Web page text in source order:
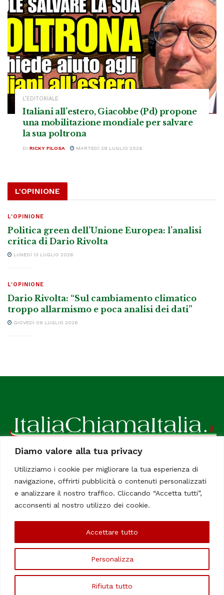
Diamo valore alla tua privacy
Utilizziamo i cookie per migliorare la tua esperienza di
navigazione, offrirti pubblicità o contenuti personalizzati
e analizzare il nostro traffico. Cliccando “Accetta tutti”,
acconsenti al nostro utilizzo dei cookie.
Personalizza
Rifiuta tutto
Accettare tutto
L’EDITORIALE
Italiani all’estero, Giacobbe (Pd) propone
una mobilitazione mondiale per salvare
la sua poltrona
DI RICKY FILOSA MARTEDÌ 28 LUGLIO 2026
L'OPINIONE
L'OPINIONE
Politica green dell’Unione Europea: l’analisi
critica di Dario Rivolta
LUNEDÌ 13 LUGLIO 2026
L'OPINIONE
Dario Rivolta: “Sul cambiamento climatico
troppo allarmismo e poca analisi dei dati”
GIOVEDÌ 09 LUGLIO 2026
ItaliaChiamaItalia, il TUO quotidiano online preferito.
Dedicato in particolare a tutti gli italiani residenti all'estero.
Tutti i diritti sono riservati. Quotidiano online indipendente
Le Firme
©Copyright 2006/2020 - ItaliaChiamaItalia